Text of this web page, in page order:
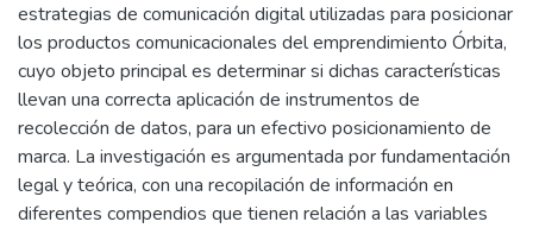
estrategias de comunicación digital utilizadas para posicionar
los productos comunicacionales del emprendimiento Órbita,
cuyo objeto principal es determinar si dichas características
llevan una correcta aplicación de instrumentos de
recolección de datos, para un efectivo posicionamiento de
marca. La investigación es argumentada por fundamentación
legal y teórica, con una recopilación de información en
diferentes compendios que tienen relación a las variables